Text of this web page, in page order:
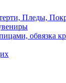
Пледы,
обвязка